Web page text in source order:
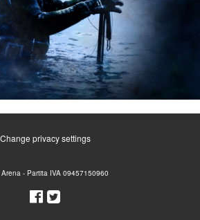
Change privacy settings
- Partita IVA 09457150960